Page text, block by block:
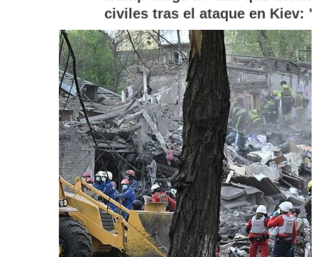
civiles tras el ataque en Kiev: